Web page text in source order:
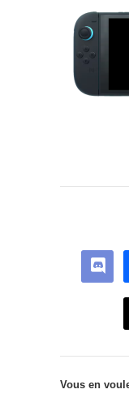
discord
Vous en